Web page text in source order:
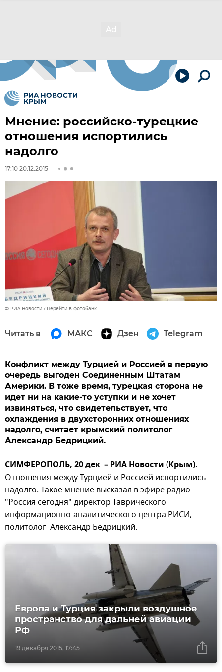
Мнение: российско-турецкие
отношения испортились
надолго
17:10 20.12.2015
© РИА Новости Перейти в фотобанк
Читать в МАКС Дзен Telegram
Конфликт между Турцией и Россией в первую
очередь выгоден Соединенным Штатам
Америки. В тоже время, турецкая сторона не
идет ни на какие-то уступки и не хочет
извиняться, что свидетельствует, что
охлаждения в двухсторонних отношениях
надолго, считает крымский политолог
Александр Бедрицкий.
СИМФЕРОПОЛЬ, 20 дек – РИА Новости (Крым).
Отношения между Турцией и Россией испортились
надолго. Такое мнение высказал в эфире радио
"Россия сегодня" директор Таврического
информационно-аналитического центра РИСИ,
политолог Александр Бедрицкий.
19 декабря 2015, 17:45
Европа и Турция закрыли воздушное
пространство для дальней авиации
РФ